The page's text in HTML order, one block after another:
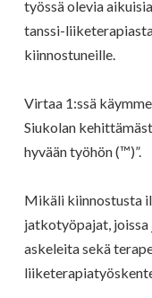
työssä olevia
tanssi-
kiinnostuneille.
Virtaa 1:ssä
Siukolan
hyvään työhön (™)”.
Mikäli kiinnostusta
jatkotyöpajat, joissa
askeleita sekä